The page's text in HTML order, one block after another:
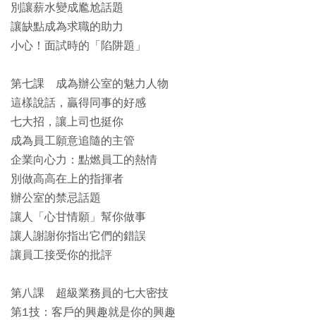
別讓薪水變成尷尬話題
讓缺點成為求職的助力
小心！面試時的「陷阱題」
第七課 成為辦公室的魅力人物
這樣說話，贏得同事的好感
七大招，讓上司也挺你
成為員工願意追隨的主管
企業向心力：點燃員工的熱情
別做高高在上的指揮者
辦公室的禁忌話題
讓人「心甘情願」幫你做事
讓人謝謝你指出它們的錯誤
讓員工接受你的批評
第八課 超級業務員的七大密技
第1技：客戶的興趣就是你的興趣